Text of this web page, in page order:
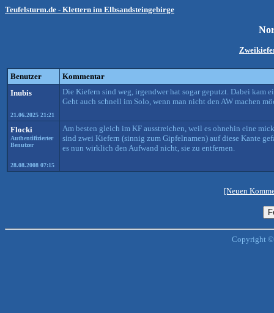
Teufelsturm.de - Klettern im Elbsandsteingebirge
Benutzer
Kommentar
Inubis
21.06.2025 21:21
Die Kiefern sind weg, irgendwer hat sogar geputzt. Dabei kam
Geht auch schnell im Solo, wenn man nicht den AW machen
Flocki
Authentifizierter
Benutzer
28.08.2008 07:15
Am besten gleich im KF ausstreichen, weil es ohnehin eine
sind zwei Kiefern (sinnig zum Gipfelnamen) auf diese Kante
es nun wirklich den Aufwand nicht, sie zu entfernen.
[Neuen
Copyright ©